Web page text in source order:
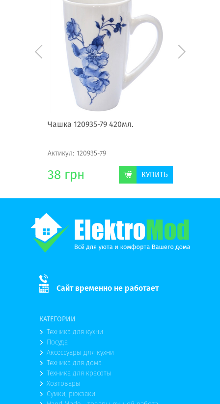
Чашка 120935-79 420мл.
Актикул: 120935-79
38 грн КУПИТЬ
Сайт временно не работает
КАТЕГОРИИ
Техника для кухни
Посуда
Аксессуары для кухни
Техника для дома
Техника для красоты
Хозтовары
Сумки, рюкзаки